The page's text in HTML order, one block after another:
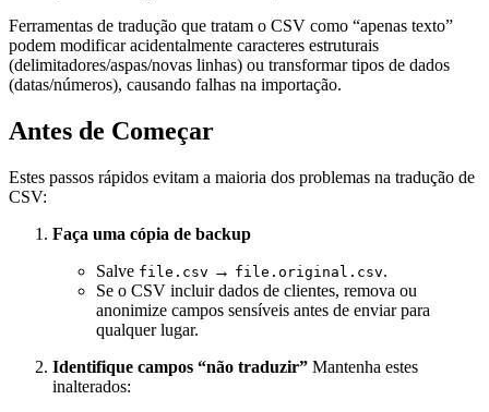
Ferramentas de tradução que tratam o CSV como “apenas texto”
podem modificar acidentalmente caracteres estruturais
(delimitadores/aspas/novas linhas) ou transformar tipos de dados
(datas/números), causando falhas na importação.
Antes de Começar
Estes passos rápidos evitam a maioria dos problemas na tradução de
CSV:
Faça uma cópia de backup
Salve file.csv → file.original.csv.
Se o CSV incluir dados de clientes, remova ou
anonimize campos sensíveis antes de enviar para
qualquer lugar.
Identifique campos “não traduzir” Mantenha estes
inalterados: